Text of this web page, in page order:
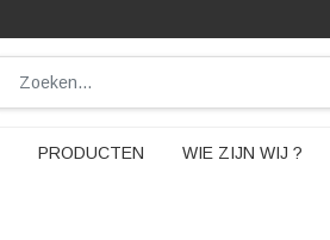
PRODUCTEN WIE ZIJN WIJ ?